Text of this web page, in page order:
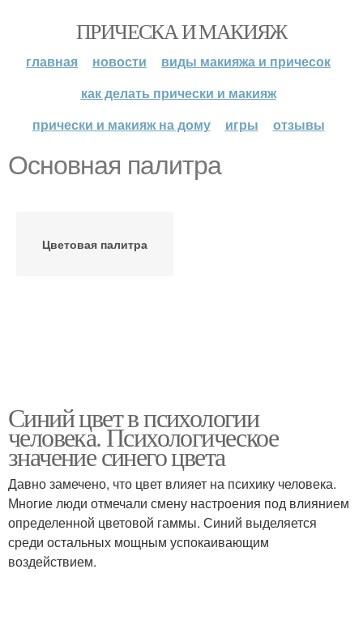
ПРИЧЕСКА И МАКИЯЖ
главная новости
виды макияжа и причесок
как делать прически и макияж
прически и макияж на дому
игры отзывы
Основная палитра
Цветовая палитра
Синий цвет в психологии
человека. Психологическое
значение синего цвета
Давно замечено, что цвет влияет на психику человека.
Многие люди отмечали смену настроения под влиянием
определенной цветовой гаммы. Синий выделяется
среди остальных мощным успокаивающим
воздействием.